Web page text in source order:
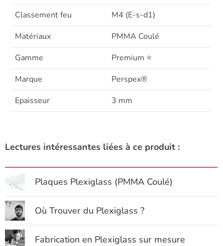
Classement feu
M4 (E-s-d1)
Matériaux
PMMA Coulé
Gamme
Premium ⭐
Marque
Perspex®
Epaisseur
3 mm
Lectures intéressantes liées à ce produit :
Plaques Plexiglass (PMMA Coulé)
Où Trouver du Plexiglass ?
Fabrication en Plexiglass sur mesure